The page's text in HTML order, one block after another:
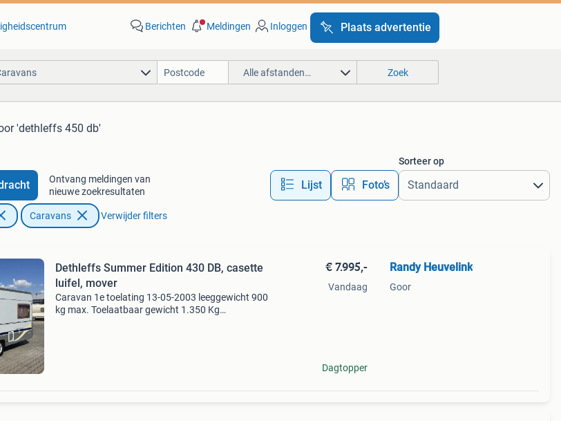
Berichten Meldingen Inloggen Plaats advertentie
Alle afstanden… Zoek
'dethleffs 450 db'
Ontvang meldingen van
nieuwe zoekresultaten
Lijst Foto’s
Sorteer op
Caravans Verwijder filters
Dethleffs Summer Edition 430 DB, casette
luifel, mover
Caravan 1e toelating 13-05-2003 leeggewicht 900
kg max. Toelaatbaar gewicht 1.350 Kg
€ 7.995,-
Vandaag
Dagtopper
Randy Heuvelink
Goor